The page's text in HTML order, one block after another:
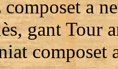
a
gant Tour
composet